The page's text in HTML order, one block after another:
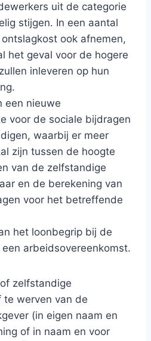
uit de categorie
stijgen. In een aantal
ook afnemen,
het geval voor de hogere
inleveren op hun
een nieuwe
voor de sociale bijdragen
waarbij er meer
zijn tussen de hoogte
van de zelfstandige
en de berekening van
voor het betreffende
het loonbegrip bij de
arbeidsovereenkomst.
zelfstandige
te werven van de
(in eigen naam en
of in naam en voor